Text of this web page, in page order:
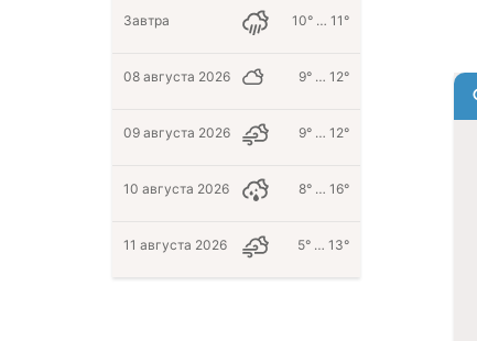
Завтра 10° … 11°
08 августа 2026 9° … 12°
09 августа 2026 9° … 12°
10 августа 2026 8° … 16°
11 августа 2026 5° … 13°